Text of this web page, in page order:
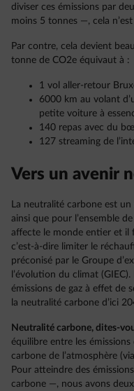
diviser ces émissions par
moins 5 tonnes —, cela
Par contre, cela devient
tonne de CO2e équivaut à :
1 vol aller-retour
6000 km au volant
petite voiture à
140 repas avec du
127 streaming de
Vers un avenir
La neutralité carbone est
ainsi que pour l’ensemble
affecte le monde entier et il
c’est-à-dire limiter le
préconisé par le Groupe
l’évolution du climat
émissions de gaz à effet de
la neutralité carbone d’ici
Neutralité carbone, dites-
équilibre entre les
carbone de l’atmosphère
Pour atteindre des
carbone —, nous avons